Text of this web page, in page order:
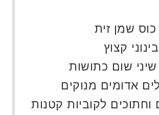
כוס שמן זית
קצוץ
שיני שום כתושות
אדומים מנוקים
וחתוכים לקוביות קטנות